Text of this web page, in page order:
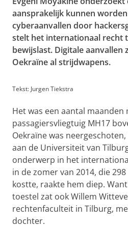
aansprakelijk kunnen
cyberaanvallen door
stelt het internationaal recht
bewijslast. Digitale aanvallen
Oekraïne al strijdwapens.
Tekst: Jurgen Tiekstra
Het was een aantal
passagiersvliegtuig MH17
Oekraïne was
aan de Universiteit van
onderwerp in het
in de zomer van 2014, die
kostte, raakte hem diep.
toestel zat ook Willem
rechtenfaculteit in Tilburg,
dochter.